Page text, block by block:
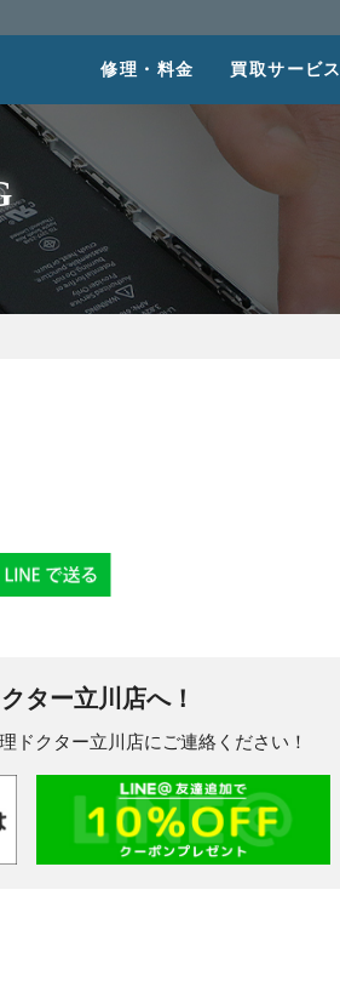
修理・料金 買取サービス
ター立川店へ！
ドクター立川店にご連絡ください！